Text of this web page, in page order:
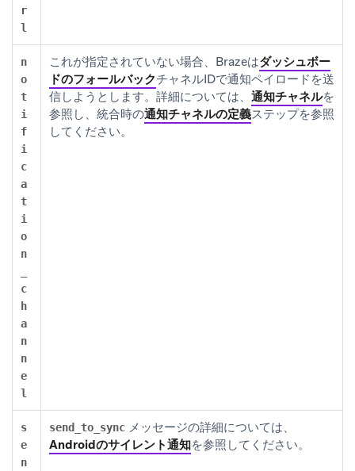
r
l
n
o
t
i
f
i
c
a
t
i
o
n
c
h
a
n
n
e
l
これが指定されていない場合、Brazeはダッシュボー
ドのフォールバックチャネルIDで通知ペイロードを送
信しようとします。詳細については、 通知チャネルを
参照し、統合時の通知チャネルの定義ステップを参照
してください。
s
e
n
send_to_sync メッセージの詳細については、
Androidのサイレント通知を参照してください。